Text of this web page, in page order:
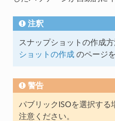
注釈
スナップショットの作成
ショットの作成のページ
警告
パブリックISOを選択する
注意ください。